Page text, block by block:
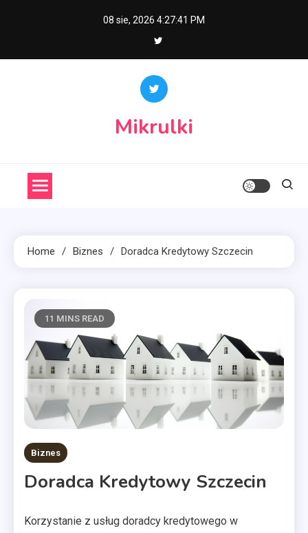
08 sie, 2026 4:27:42 PM
Mikrulki
Home Biznes Doradca Kredytowy Szczecin
11 MINS READ
Biznes
Doradca Kredytowy Szczecin
Korzystanie z usług doradcy kredytowego w